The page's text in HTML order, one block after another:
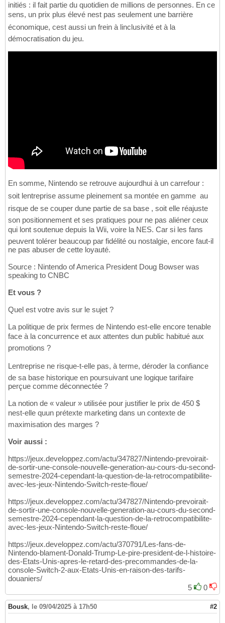
initiés : il fait partie du quotidien de millions de personnes. En ce
sens, un prix plus élevé nest pas seulement une barrière
économique, cest aussi un frein à linclusivité et à la
démocratisation du jeu.
En somme, Nintendo se retrouve aujourdhui à un carrefour :
soit lentreprise assume pleinement sa montée en gamme  au
risque de se couper dune partie de sa base , soit elle réajuste
son positionnement et ses pratiques pour ne pas aliéner ceux
qui lont soutenue depuis la Wii, voire la NES. Car si les fans
peuvent tolérer beaucoup par fidélité ou nostalgie, encore faut-il
ne pas abuser de cette loyauté.
Source : Nintendo of America President Doug Bowser was
speaking to CNBC
Et vous ?
Quel est votre avis sur le sujet ?
La politique de prix fermes de Nintendo est-elle encore tenable
face à la concurrence et aux attentes dun public habitué aux
promotions ?
Lentreprise ne risque-t-elle pas, à terme, déroder la confiance
de sa base historique en poursuivant une logique tarifaire
perçue comme déconnectée ?
La notion de « valeur » utilisée pour justifier le prix de 450 $
nest-elle quun prétexte marketing dans un contexte de
maximisation des marges ?
Voir aussi :
https://jeux.developpez.com/actu/347827/Nintendo-prevoirait-
de-sortir-une-console-nouvelle-generation-au-cours-du-second-
semestre-2024-cependant-la-question-de-la-retrocompatibilite-
avec-les-jeux-Nintendo-Switch-reste-floue/
https://jeux.developpez.com/actu/347827/Nintendo-prevoirait-
de-sortir-une-console-nouvelle-generation-au-cours-du-second-
semestre-2024-cependant-la-question-de-la-retrocompatibilite-
avec-les-jeux-Nintendo-Switch-reste-floue/
https://jeux.developpez.com/actu/370791/Les-fans-de-
Nintendo-blament-Donald-Trump-Le-pire-president-de-l-histoire-
des-Etats-Unis-apres-le-retard-des-precommandes-de-la-
console-Switch-2-aux-Etats-Unis-en-raison-des-tarifs-
douaniers/
5
0
Bousk, le 09/04/2025 à 17h50 #2